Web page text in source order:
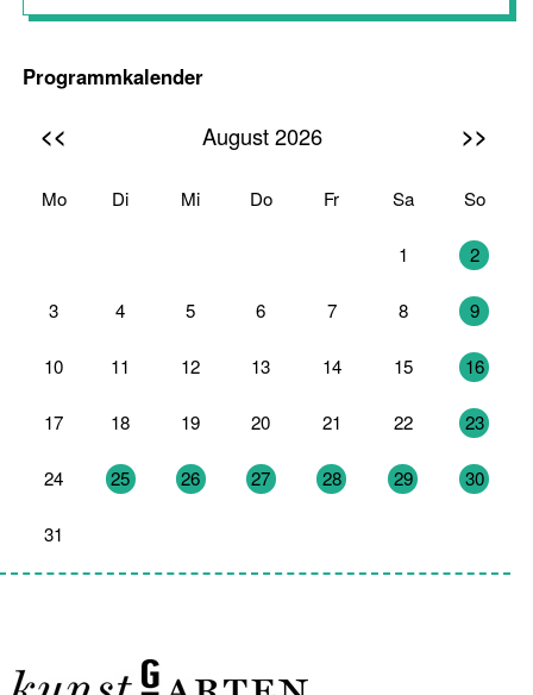
Programmkalender
<< August 2026 >>
Mo Di Mi Do Fr Sa So
1 2
3 4 5 6 7 8 9
10 11 12 13 14 15 16
17 18 19 20 21 22 23
24 25 26 27 28 29 30
31